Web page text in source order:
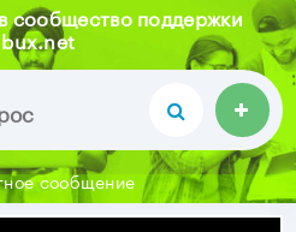
сообщество поддержки
сообщение